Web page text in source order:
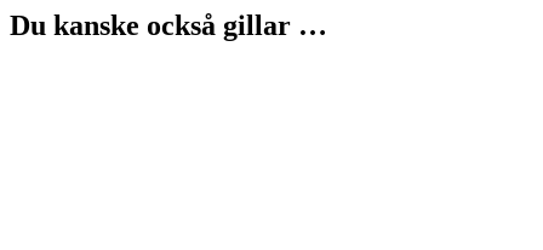
Du kanske också gillar …